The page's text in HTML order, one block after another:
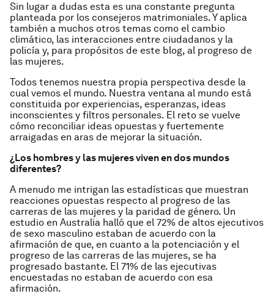
Sin lugar a dudas esta es una constante pregunta
planteada por los consejeros matrimoniales. Y aplica
también a muchos otros temas como el cambio
climático, las interacciones entre ciudadanos y la
policía y, para propósitos de este blog, al progreso de
las mujeres.
Todos tenemos nuestra propia perspectiva desde la
cual vemos el mundo. Nuestra ventana al mundo está
constituida por experiencias, esperanzas, ideas
inconscientes y filtros personales. El reto se vuelve
cómo reconciliar ideas opuestas y fuertemente
arraigadas en aras de mejorar la situación.
¿Los hombres y las mujeres viven en dos mundos
diferentes?
A menudo me intrigan las estadísticas que muestran
reacciones opuestas respecto al progreso de las
carreras de las mujeres y la paridad de género. Un
estudio en Australia halló que el 72% de altos ejecutivos
de sexo masculino estaban de acuerdo con la
afirmación de que, en cuanto a la potenciación y el
progreso de las carreras de las mujeres, se ha
progresado bastante. El 71% de las ejecutivas
encuestadas no estaban de acuerdo con esa
afirmación.